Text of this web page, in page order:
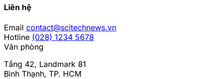
Liên hệ
Email contact@scitechnews.vn
Hotline (028) 1234 5678
Văn phòng
Tầng 42, Landmark 81
Bình Thạnh, TP. HCM